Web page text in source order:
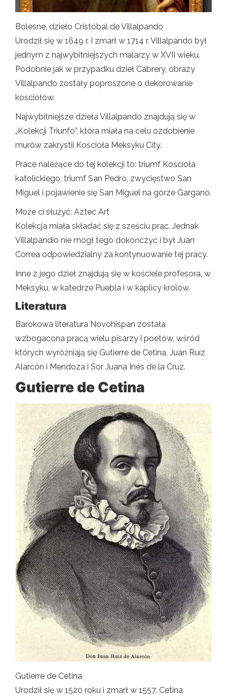
Bolesne, dzieło Cristóbal de Villalpando
Urodził się w 1649 r. I zmarł w 1714 r. Villalpando był
jednym z najwybitniejszych malarzy w XVII wieku.
Podobnie jak w przypadku dzieł Cabrery, obrazy
Villalpando zostały poproszone o dekorowanie
kościołów.
Najwybitniejsze dzieła Villalpando znajdują się w
„Kolekcji Triunfo”, która miała na celu ozdobienie
murów zakrystii Kościoła Meksyku City.
Prace należące do tej kolekcji to: triumf Kościoła
katolickiego, triumf San Pedro, zwycięstwo San
Miguel i pojawienie się San Miguel na górze Gargano.
Może ci służyć: Aztec Art
Kolekcja miała składać się z sześciu prac. Jednak
Villalpandio nie mógł tego dokończyć i był Juan
Correa odpowiedzialny za kontynuowanie tej pracy.
Inne z jego dzieł znajdują się w kościele profesora, w
Meksyku, w katedrze Puebla i w kaplicy królów.
Literatura
Barokowa literatura Novohispan została
wzbogacona pracą wielu pisarzy i poetów, wśród
których wyróżniają się Gutierre de Cetina, Juan Ruíz
Alarcón i Mendoza i Sor Juana Inés de la Cruz.
Gutierre de Cetina
Gutierre de Cetina
Urodził się w 1520 roku i zmarł w 1557. Cetina